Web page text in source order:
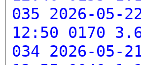
035 2026-05-
12:50 0170
034 2026-05-